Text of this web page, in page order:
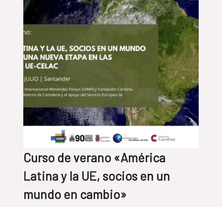
Curso de verano «América
Latina y la UE, socios en un
mundo en cambio»